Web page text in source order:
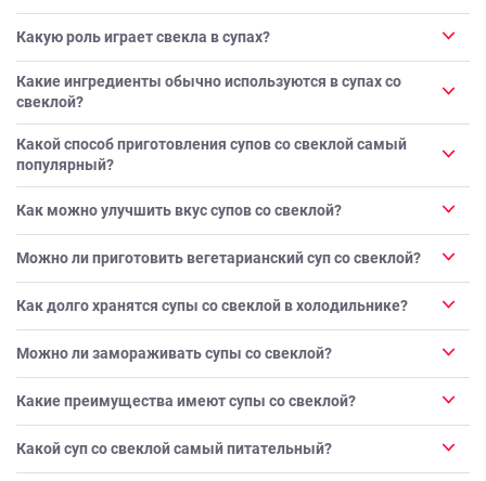
Какую роль играет свекла в супах?
Какие ингредиенты обычно используются в супах со
свеклой?
Какой способ приготовления супов со свеклой самый
популярный?
Как можно улучшить вкус супов со свеклой?
Можно ли приготовить вегетарианский суп со свеклой?
Как долго хранятся супы со свеклой в холодильнике?
Можно ли замораживать супы со свеклой?
Какие преимущества имеют супы со свеклой?
Какой суп со свеклой самый питательный?